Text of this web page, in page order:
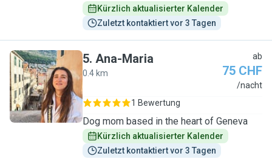
Kürzlich aktualisierter Kalender
Zuletzt kontaktiert vor 3 Tagen
A
5. Ana-Maria
0.4 km
ab
75 CHF
/nacht
1 Bewertung
Dog mom based in the heart of Geneva
Kürzlich aktualisierter Kalender
Zuletzt kontaktiert vor 3 Tagen